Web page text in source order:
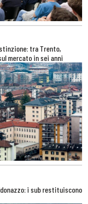
tra Trento,
mercato in sei anni
i sub restituiscono